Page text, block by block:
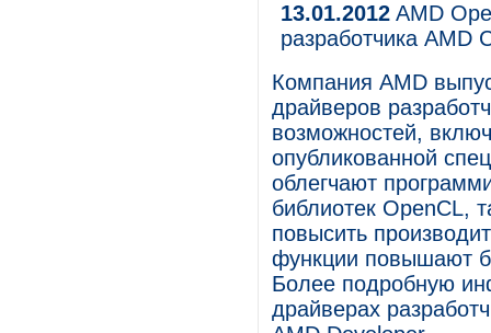
13.01.2012 AMD
разработчика AMD
Компания AMD
драйверов
возможностей,
опубликованной
облегчают
библиотек OpenCL,
повысить
функции повышают
Более подробную
драйверах